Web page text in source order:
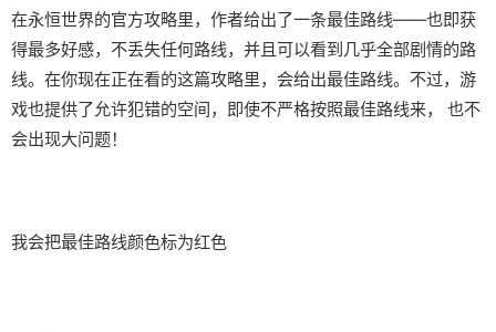
在永恒世界的官方攻略里，作者给出了一条最佳路线——也即获
得最多好感，不丢失任何路线，并且可以看到几乎全部剧情的路
线。在你现在正在看的这篇攻略里，会给出最佳路线。不过，游
戏也提供了允许犯错的空间，即使不严格按照最佳路线来， 也不
会出现大问题！
我会把最佳路线颜色标为红色